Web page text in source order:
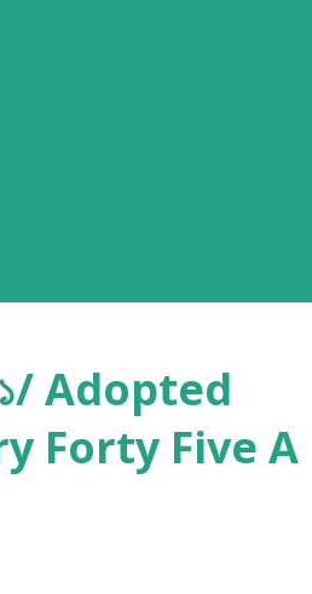
- ১/ Adopted
Forty Five A